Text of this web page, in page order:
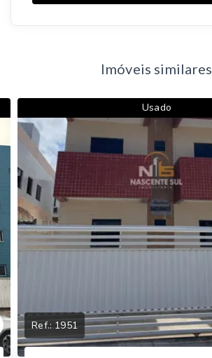
Imóveis similares
Usado
Ref.: 1951